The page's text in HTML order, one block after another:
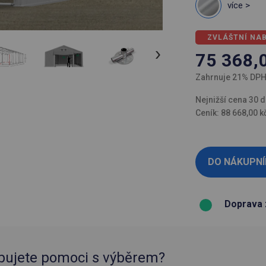
více >
ZVLÁŠTNÍ
75
Zahrnuje 21% DPH
Nejnižší cena 30
Ceník: 88 668,00
Doprava
pomoci s výběrem?